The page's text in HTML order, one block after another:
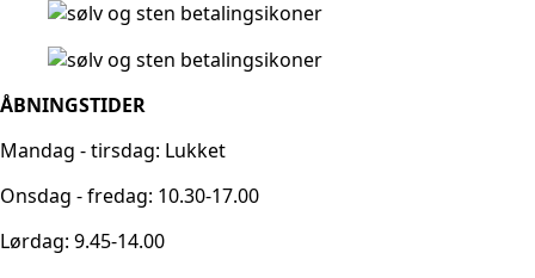
ÅBNINGSTIDER
Mandag - tirsdag: Lukket
Onsdag - fredag: 10.30-17.00
Lørdag: 9.45-14.00